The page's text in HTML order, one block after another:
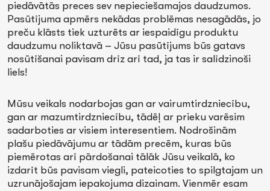
piedāvātās preces sev nepieciešamajos daudzumos.
Pasūtījuma apmērs nekādas problēmas nesagādās, jo
preču klāsts tiek uzturēts ar iespaidīgu produktu
daudzumu noliktavā – Jūsu pasūtījums būs gatavs
nosūtīšanai pavisam drīz arī tad, ja tas ir salīdzinoši
liels!
Mūsu veikals nodarbojas gan ar vairumtirdzniecību,
gan ar mazumtirdzniecību, tādēļ ar prieku varēsim
sadarboties ar visiem interesentiem. Nodrošinām
plašu piedāvājumu ar tādām precēm, kuras būs
piemērotas arī pārdošanai tālāk Jūsu veikalā, ko
izdarīt būs pavisam viegli, pateicoties to spilgtajam un
uzrunājošajam iepakojuma dizainam. Vienmēr esam